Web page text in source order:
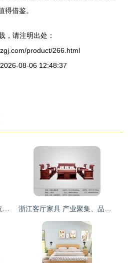
得借鉴。
，请注明出处：
product/266.html
08-06 12:48:37